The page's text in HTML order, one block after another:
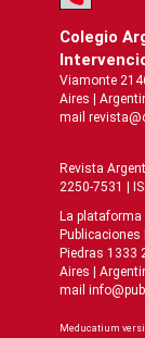
Colegio
Viamonte
Aires |
mail
Revista
2250-7531 |
La plataforma
Publicaciones
Piedras 1333
Aires |
mail
Meducatium